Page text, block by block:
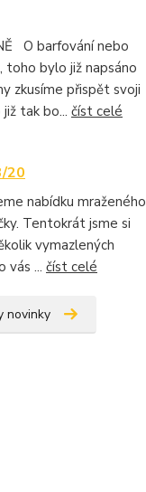
O barfování nebo
toho bylo již napsáno
zkusíme přispět svoji
tak bo... číst celé
20
nabídku mraženého
Tentokrát jsme si
vymazlených
vás ... číst celé
novinky